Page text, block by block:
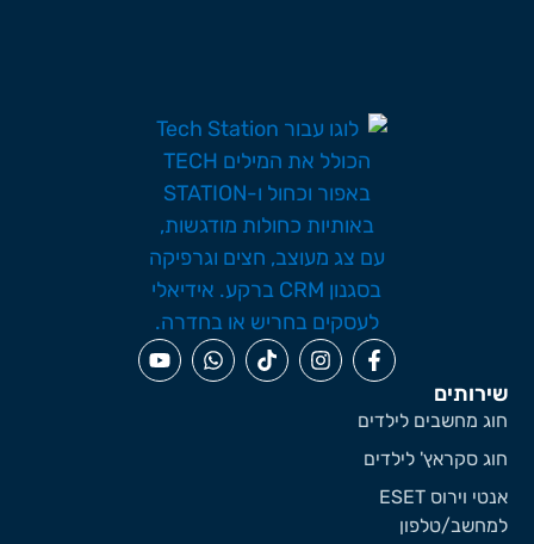
שירותים
חוג מחשבים לילדים
חוג סקראץ' לילדים
אנטי וירוס ESET
למחשב/טלפון